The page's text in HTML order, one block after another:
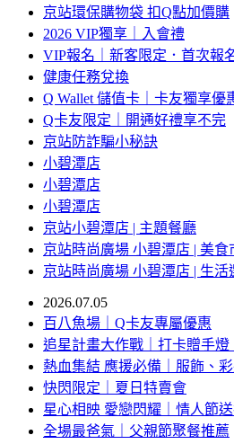
京站環保購物袋 扣Q點加價購
2026 VIP獨享｜入會禮
VIP報名｜新客限定．首次報
健康任務兌換
Q Wallet 儲值卡｜卡友獨享優
Q卡友限定｜開通好禮享不完
京站防詐騙小秘訣
小碧潭店
小碧潭店
小碧潭店
京站小碧潭店 | 主題餐廳
京站時尚廣場 小碧潭店 | 美食
京站時尚廣場 小碧潭店 | 生活
2026.07.05
百八魚場｜Q卡友專屬優惠
追星計畫大作戰｜打卡贈手燈
熱血集結 應援必備｜服飾、
快閃限定｜夏日特賣會
星心相映 愛戀閃耀｜情人節
全場最爸氣｜父親節聚餐推薦